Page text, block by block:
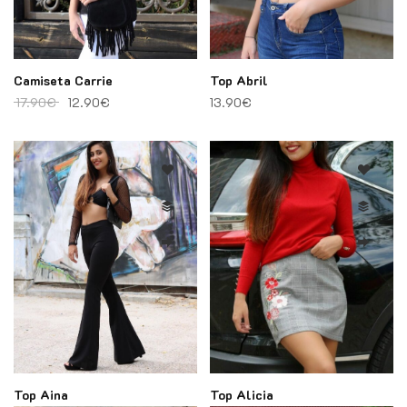
Camiseta Carrie
17.90€ El precio original era: 17.90€.
12.90€ El precio actual es: 12.90€.
Top Abril
13.90€
Top Aina
Top Alicia